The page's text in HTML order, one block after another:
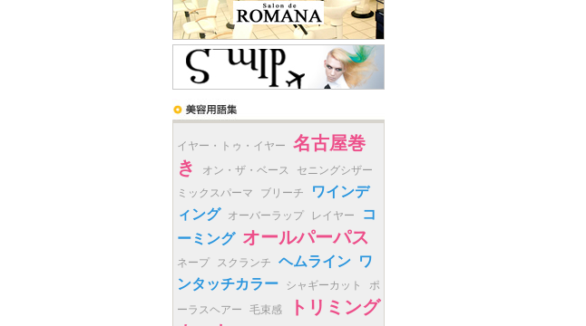
イヤー・トゥ・イヤー
名古屋巻
き
オン・ザ・ベース
セニングシザー
ミックスパーマ
ブリーチ
ワインデ
ィング
オーバーラップ レイヤー
コ
ーミング オールパーパス
ネープ スクランチ ヘムライン ワ
ンタッチカラー
シャギーカット
ポ
ーラスヘアー
毛束感
トリミング